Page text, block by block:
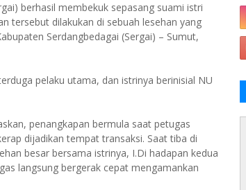
berhasil membekuk sepasang suami istri
tersebut dilakukan di sebuah lesehan yang
Serdangbedagai (Sergai) – Sumut,
pelaku utama, dan istrinya berinisial NU
penangkapan bermula saat petugas
dijadikan tempat transaksi. Saat tiba di
besar bersama istrinya, I.Di hadapan kedua
langsung bergerak cepat mengamankan